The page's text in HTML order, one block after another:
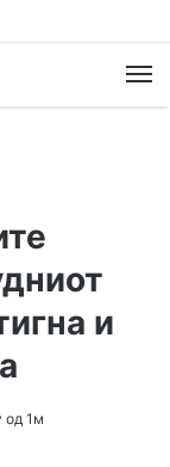
и
од 1м